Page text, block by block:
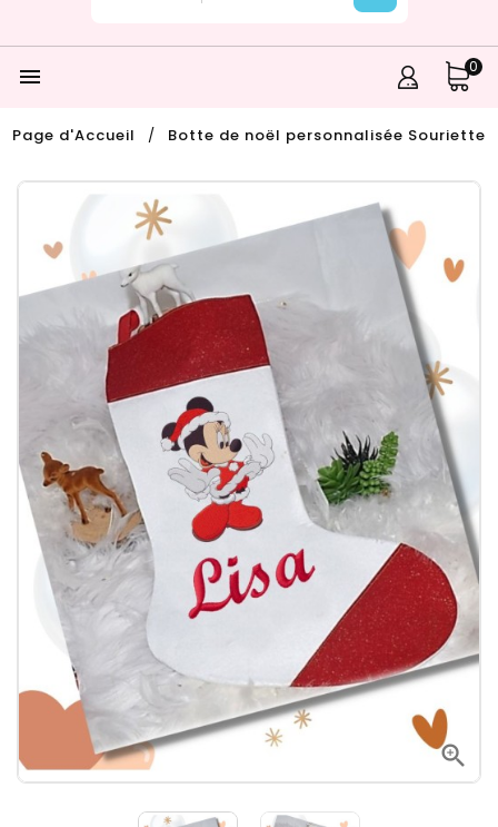
 0
Page d'Accueil Botte de noël personnalisée Souriette
